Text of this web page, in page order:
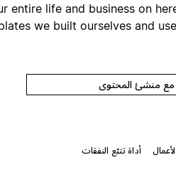
our entire life and business
templates we built ourselves
المحتوى
أداة تتبّع النفقات